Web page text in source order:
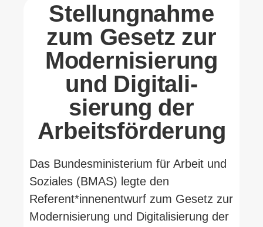
Stel­lung­nahme
zum Gesetz zur
Moder­ni­sierung
und Digi­ta­li­
sierung der
Arbeitsförderung
Das Bun­des­mi­nis­terium für Arbeit und
Soziales (BMAS) legte den
Referent*innenentwurf zum Gesetz zur
Moder­ni­sierung und Digi­ta­li­sierung der